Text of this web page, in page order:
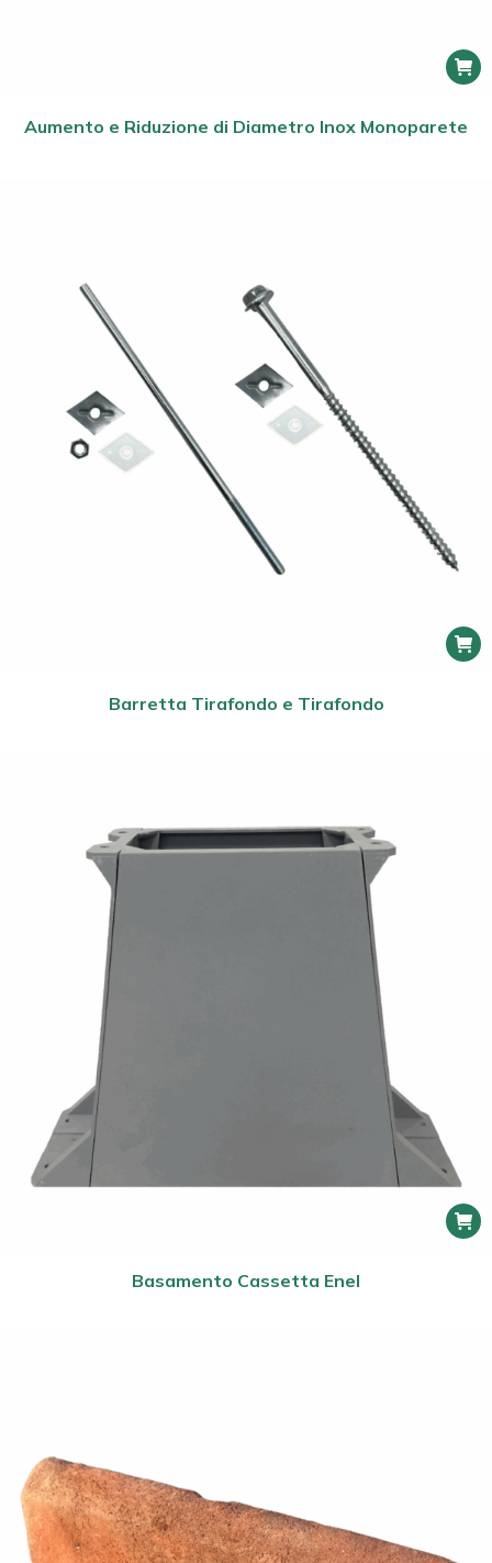
Aumento e Riduzione di Diametro Inox Monoparete
Barretta Tirafondo e Tirafondo
Basamento Cassetta Enel